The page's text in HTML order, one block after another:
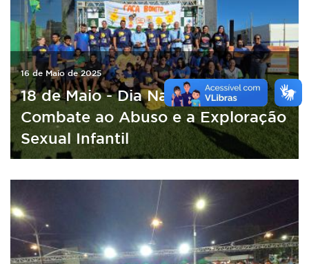
16 de Maio de 2025
18 de Maio - Dia Nacional de
Combate ao Abuso e a Exploração
Sexual Infantil